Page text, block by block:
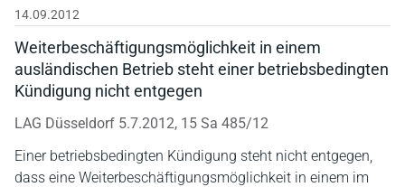
14.09.2012
Weiterbeschäftigungsmöglichkeit in einem
ausländischen Betrieb steht einer betriebsbedingten
Kündigung nicht entgegen
LAG Düsseldorf 5.7.2012, 15 Sa 485/12
Einer betriebsbedingten Kündigung steht nicht entgegen,
dass eine Weiterbeschäftigungsmöglichkeit in einem im